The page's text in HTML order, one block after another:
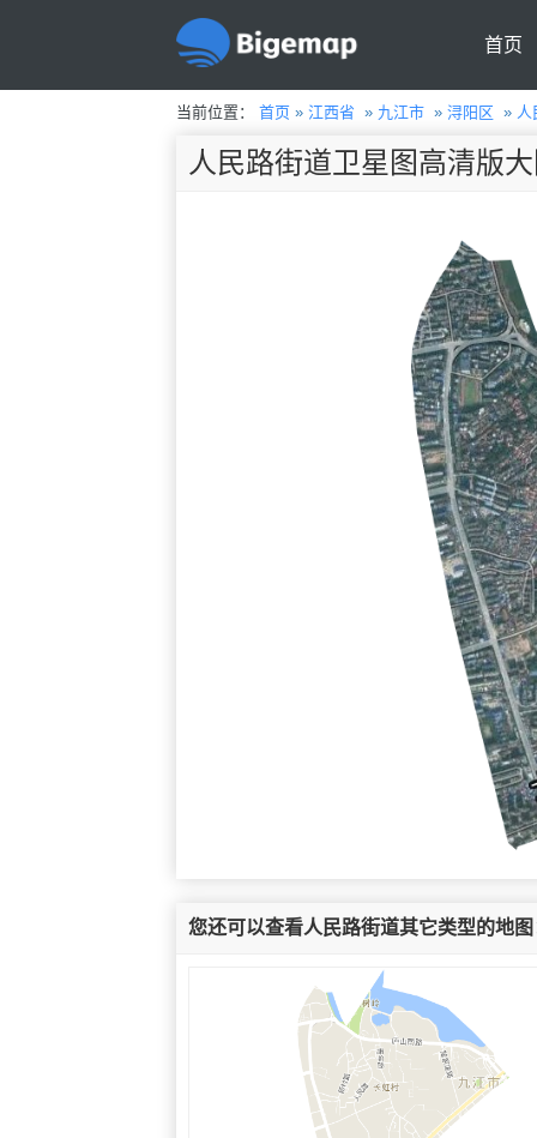
首页
当前位置： 首页» 江西省 » 九江市» 浔阳区 » 人
人民路街道卫星图高清版
您还可以查看人民路街道其它类型的地图